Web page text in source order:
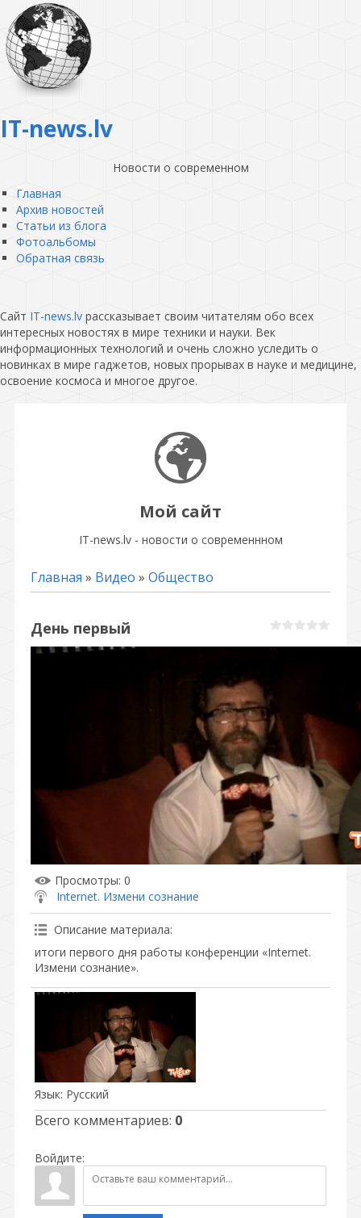
IT-news.lv
Новости о современном
Главная
Архив новостей
Статьи из блога
Фотоальбомы
Обратная связь
Сайт IT-news.lv рассказывает своим читателям обо всех
интересных новостях в мире техники и науки. Век
информационных технологий и очень сложно уследить о
новинках в мире гаджетов, новых прорывах в науке и медицине,
освоение космоса и многое другое.
Мой сайт
IT-news.lv - новости о современнном
Главная » Видео » Общество
День первый
Просмотры: 0
Internet. Измени сознание
Описание материала:
итоги первого дня работы конференции «Internet.
Измени сознание».
Язык: Русский
Всего комментариев: 0
Войдите: